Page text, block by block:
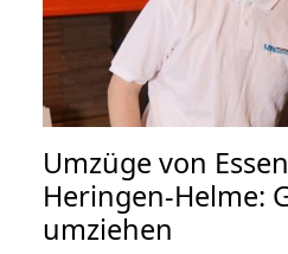
Umzüge von
Heringen-Helme:
umziehen